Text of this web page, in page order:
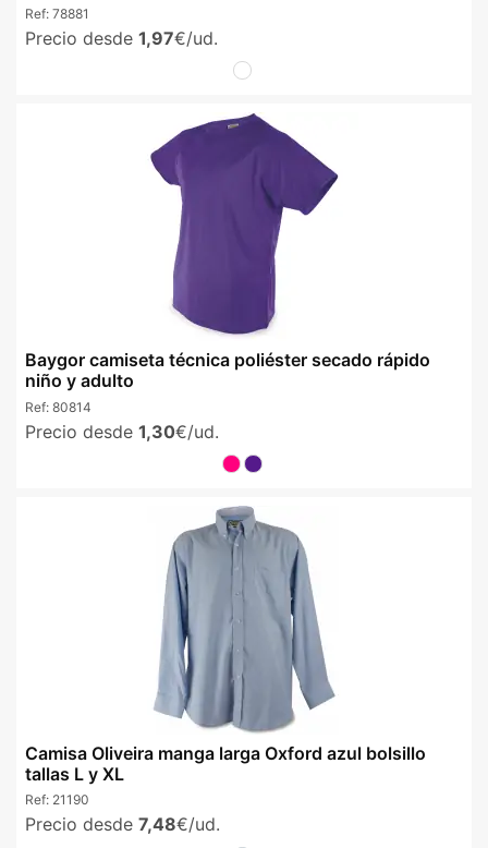
Ref: 78881
Precio desde 1,97€/ud.
Baygor camiseta técnica poliéster secado rápido
niño y adulto
Ref: 80814
Precio desde 1,30€/ud.
Camisa Oliveira manga larga Oxford azul bolsillo
tallas L y XL
Ref: 21190
Precio desde 7,48€/ud.